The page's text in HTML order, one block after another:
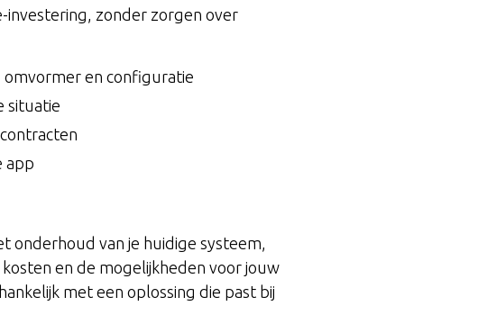
investering, zonder zorgen over
en configuratie
situatie
app
onderhoud van je huidige systeem,
en de mogelijkheden voor jouw
met een oplossing die past bij